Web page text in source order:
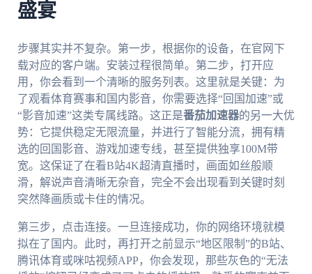
盛宴
步骤其实并不复杂。第一步，根据你的设备，在官网下
载对应的客户端。安装过程很简单。第二步，打开应
用，你会看到一个清晰的服务列表。这里就是关键：为
了观看体育赛事和国内影音，你需要选择“回国加速”或
“影音加速”这类专属线路。这正是番茄加速器的另一大优
势：它提供稳定无限流量，并进行了智能分流，拥有精
选的回国影音、游戏加速专线，甚至提供独享100M带
宽。这保证了在看B站4K超清直播时，画面如丝般顺
滑，解说声音清晰无杂音，完全不会出现看到关键时刻
突然降画质或卡住的情况。
第三步，点击连接。一旦连接成功，你的网络环境就模
拟在了国内。此时，再打开之前显示“地区限制”的B站、
腾讯体育或咪咕视频APP，你会发现，那些灰色的“无法